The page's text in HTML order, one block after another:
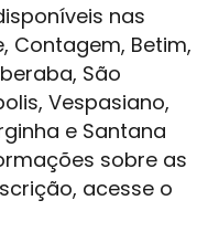
nas
Contagem, Betim,
São
Vespasiano,
e Santana
sobre as
acesse o